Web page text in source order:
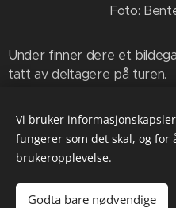
Foto:
Under finner dere et
tatt av deltagere på turen.
Vi bruker
fungerer som det skal, og for
brukeropplevelse.
Godta bare nødvendige